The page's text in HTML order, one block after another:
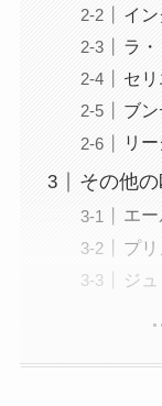
イ
ラ・
セリ
ブン
リ
その他
エー
プ
ジ